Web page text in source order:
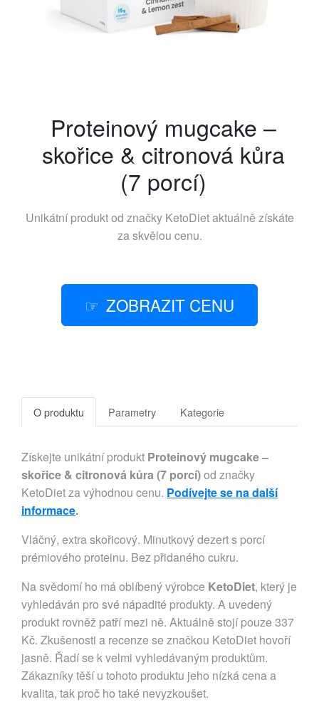
Proteinový mugcake –
skořice & citronová kůra
(7 porcí)
Unikátní produkt od značky KetoDietaktuálně získáte
za skvělou cenu.
ZOBRAZIT CENU
O produktu Parametry Kategorie
Získejte unikátní produkt Proteinový mugcake –
skořice & citronová kůra (7 porcí)od značky
KetoDiet za výhodnou cenu. Podívejte se na další
informace.
Vláčný, extra skořicový. Minutkový dezert s porcí
prémiového proteinu. Bez přidaného cukru.
Na svědomí ho má oblíbený výrobce KetoDiet, který je
vyhledáván pro své nápadité produkty. A uvedený
produkt rovněž patří mezi ně. Aktuálně stojí pouze 337
Kč. Zkušenosti a recenze se značkou KetoDiet hovoří
jasně. Řadí se k velmi vyhledávaným produktům.
Zákazníky těší u tohoto produktu jeho nízká cena a
kvalita, tak proč ho také nevyzkoušet.